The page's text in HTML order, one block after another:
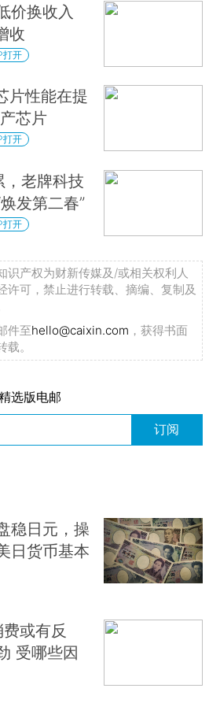
价换收入
收
打开
片性能在提
芯片
打开
老牌科技
发第二春”
打开
识产权为财新传媒及/或相关权利人
许可，禁止进行转载、摘编、复制及
件至hello@caixin.com ，获得书面
。
选版电邮
订阅
稳日元，操
日货币基本
或有反
受哪些因